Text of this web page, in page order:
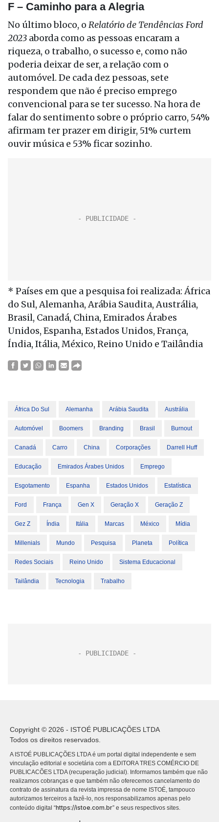
F – Caminho para a Alegria
No último bloco, o Relatório de Tendências Ford
2023 aborda como as pessoas encaram a
riqueza, o trabalho, o sucesso e, como não
poderia deixar de ser, a relação com o
automóvel. De cada dez pessoas, sete
respondem que não é preciso emprego
convencional para se ter sucesso. Na hora de
falar do sentimento sobre o próprio carro, 54%
afirmam ter prazer em dirigir, 51% curtem
ouvir música e 53% ficar sozinho.
* Países em que a pesquisa foi realizada: África
do Sul, Alemanha, Arábia Saudita, Austrália,
Brasil, Canadá, China, Emirados Árabes
Unidos, Espanha, Estados Unidos, França,
Índia, Itália, México, Reino Unido e Tailândia
África Do Sul Alemanha Arábia Saudita Austrália
Automóvel Boomers Branding Brasil Burnout
Canadá Carro China Corporações Darrell Huff
Educação Emirados Árabes Unidos Emprego
Esgotamento Espanha Estados Unidos Estatística
Ford França Gen X Geração X Geração Z
Gez Z Índia Itália Marcas México Mídia
Millenials Mundo Pesquisa Planeta Política
Redes Sociais Reino Unido Sistema Educacional
Tailândia Tecnologia Trabalho
Copyright © 2026 - ISTOÉ PUBLICAÇÕES LTDA
Todos os direitos reservados.
A ISTOÉ PUBLICAÇÕES LTDA é um portal digital independente e sem
vinculação editorial e societária com a EDITORA TRES COMÉRCIO DE
PUBLICACÕES LTDA (recuperação judicial). Informamos também que não
realizamos cobranças e que também não oferecemos cancelamento do
contrato de assinatura da revista impressa de nome ISTOÉ, tampouco
autorizamos terceiros a fazê-lo, nos responsabilizamos apenas pelo
conteúdo digital “https://istoe.com.br” e seus respectivos sites.